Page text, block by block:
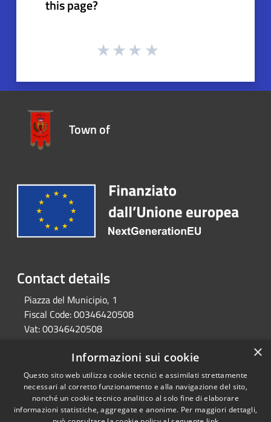
this page?
Town of
Contact details
Piazza del Municipio, 1
Fiscal Code:00346420508
Vat:00346420508
comune.orciano@postacert.toscana.it
Pec:protocollo@comune.orcianopisano.pi.it
RSS Copyright © 2026 • Town of •
×
Informazioni sui cookie
Questo sito web utilizza cookie tecnici e assimilati strettamente
necessari al corretto funzionamento e alla navigazione del sito,
nonché un cookie tecnico analitico al solo fine di elaborare
informazioni statistiche, aggregate e anonime. Per maggiori dettagli,